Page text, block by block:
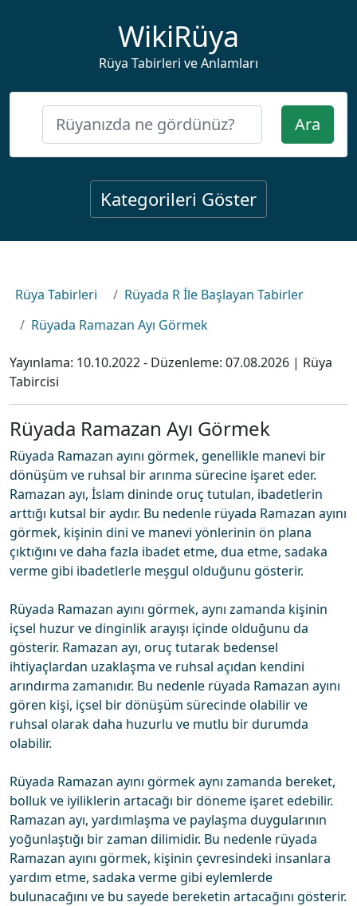
WikiRüya
Rüya Tabirleri ve Anlamları
Ara
Kategorileri Göster
Rüya Tabirleri
Rüyada R İle Başlayan Tabirler
Rüyada Ramazan Ayı Görmek
Yayınlama: 10.10.2022- Düzenleme: 07.08.2026 | Rüya
Tabircisi
Rüyada Ramazan Ayı Görmek
Rüyada Ramazan ayını görmek, genellikle manevi bir
dönüşüm ve ruhsal bir arınma sürecine işaret eder.
Ramazan ayı, İslam dininde oruç tutulan, ibadetlerin
arttığı kutsal bir aydır. Bu nedenle rüyada Ramazan ayını
görmek, kişinin dini ve manevi yönlerinin ön plana
çıktığını ve daha fazla ibadet etme, dua etme, sadaka
verme gibi ibadetlerle meşgul olduğunu gösterir.
Rüyada Ramazan ayını görmek, aynı zamanda kişinin
içsel huzur ve dinginlik arayışı içinde olduğunu da
gösterir. Ramazan ayı, oruç tutarak bedensel
ihtiyaçlardan uzaklaşma ve ruhsal açıdan kendini
arındırma zamanıdır. Bu nedenle rüyada Ramazan ayını
gören kişi, içsel bir dönüşüm sürecinde olabilir ve
ruhsal olarak daha huzurlu ve mutlu bir durumda
olabilir.
Rüyada Ramazan ayını görmek aynı zamanda bereket,
bolluk ve iyiliklerin artacağı bir döneme işaret edebilir.
Ramazan ayı, yardımlaşma ve paylaşma duygularının
yoğunlaştığı bir zaman dilimidir. Bu nedenle rüyada
Ramazan ayını görmek, kişinin çevresindeki insanlara
yardım etme, sadaka verme gibi eylemlerde
bulunacağını ve bu sayede bereketin artacağını gösterir.